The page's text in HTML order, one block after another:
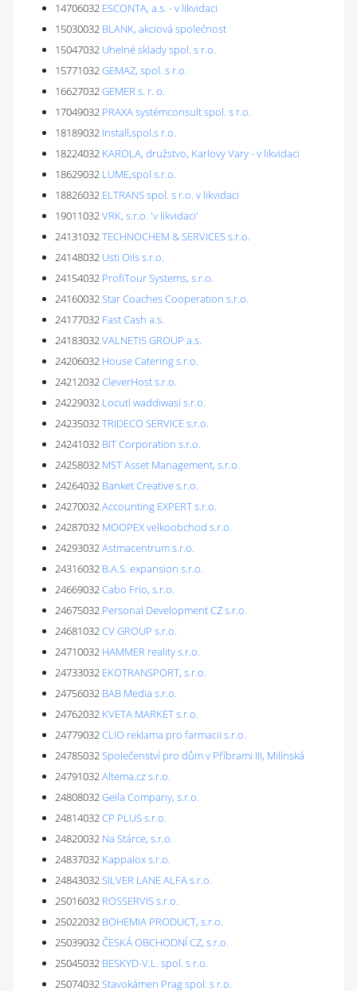
14706032 ESCONTA, a.s. - v likvidaci
15030032 BLANK, akciová společnost
15047032 Uhelné sklady spol. s r.o.
15771032GEMAZ, spol. s r.o.
16627032GEMER s. r. o.
17049032 PRAXA systémconsult spol. s r.o.
18189032 Install,spol.s r.o.
18224032 KAROLA, družstvo, Karlovy Vary - v likvidaci
18629032 LUME,spol s.r.o.
18826032 ELTRANS spol. s r.o. v likvidaci
19011032VRK, s.r.o. 'v likvidaci'
24131032TECHNOCHEM & SERVICES s.r.o.
24148032 Usti Oils s.r.o.
24154032 ProfiTour Systems, s.r.o.
24160032Star Coaches Cooperation s.r.o.
24177032 Fast Cash a.s.
24183032VALNETIS GROUP a.s.
24206032 House Catering s.r.o.
24212032CleverHost s.r.o.
24229032 Locutl waddiwasi s.r.o.
24235032TRIDECO SERVICE s.r.o.
24241032 BIT Corporation s.r.o.
24258032 MST Asset Management, s.r.o.
24264032 Banket Creative s.r.o.
24270032Accounting EXPERT s.r.o.
24287032 MOOPEX velkoobchod s.r.o.
24293032Astmacentrum s.r.o.
24316032 B.A.S. expansion s.r.o.
24669032Cabo Frio, s.r.o.
24675032 Personal Development CZ s.r.o.
24681032CV GROUP s.r.o.
24710032 HAMMER reality s.r.o.
24733032 EKOTRANSPORT, s.r.o.
24756032 BAB Media s.r.o.
24762032 KVETA MARKET s.r.o.
24779032CLIO reklama pro farmacii s.r.o.
24785032Společenství pro dům v Příbrami III, Milínská
24791032Altema.cz s.r.o.
24808032Geila Company, s.r.o.
24814032CP PLUS s.r.o.
24820032 Na Stárce, s.r.o.
24837032 Kappalox s.r.o.
24843032SILVER LANE ALFA s.r.o.
25016032 ROSSERVIS s.r.o.
25022032 BOHEMIA PRODUCT, s.r.o.
25039032ČESKÁ OBCHODNÍ CZ, s.r.o.
25045032 BESKYD-V.L. spol. s r.o.
25074032Stavokámen Prag spol. s r.o.